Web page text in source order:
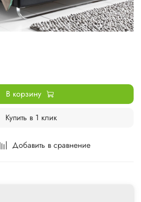
Добавить в сравнение
В корзину
Купить в 1 клик